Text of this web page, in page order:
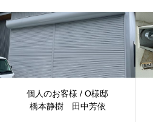
個人のお客様 / O様邸
橋本静樹 田中芳依